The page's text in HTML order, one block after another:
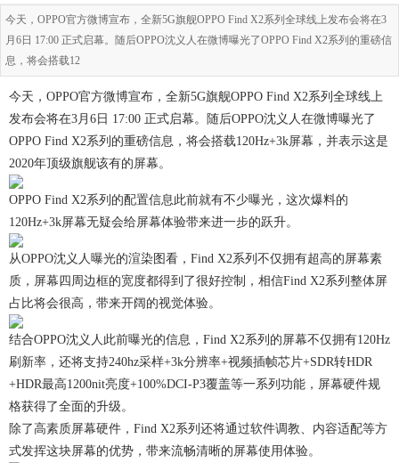
今天，OPPO官方微博宣布，全新5G旗舰OPPO Find X2系列全球线上发布会将在3
月6日 17:00 正式启幕。随后OPPO沈义人在微博曝光了OPPO Find X2系列的重磅信
息，将会搭载12
今天，OPPO官方微博宣布，全新5G旗舰OPPO Find X2系列全球线上
发布会将在3月6日 17:00 正式启幕。随后OPPO沈义人在微博曝光了
OPPO Find X2系列的重磅信息，将会搭载120Hz+3k屏幕，并表示这是
2020年顶级旗舰该有的屏幕。
OPPO Find X2系列的配置信息此前就有不少曝光，这次爆料的
120Hz+3k屏幕无疑会给屏幕体验带来进一步的跃升。
从OPPO沈义人曝光的渲染图看，Find X2系列不仅拥有超高的屏幕素
质，屏幕四周边框的宽度都得到了很好控制，相信Find X2系列整体屏
占比将会很高，带来开阔的视觉体验。
结合OPPO沈义人此前曝光的信息，Find X2系列的屏幕不仅拥有120Hz
刷新率，还将支持240hz采样+3k分辨率+视频插帧芯片+SDR转HDR
+HDR最高1200nit亮度+100%DCI-P3覆盖等一系列功能，屏幕硬件规
格获得了全面的升级。
除了高素质屏幕硬件，Find X2系列还将通过软件调教、内容适配等方
式发挥这块屏幕的优势，带来流畅清晰的屏幕使用体验。